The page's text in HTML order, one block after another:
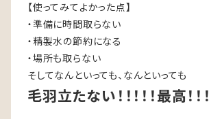
【使ってみてよかった点】
・準備に時間取らない
・精製水の節約になる
・場所も取らない
そしてなんといっても、なんといっても
毛羽立たない！！！！！最高！！！